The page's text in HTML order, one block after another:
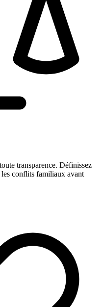
transparence. Définissez
les conflits familiaux avant